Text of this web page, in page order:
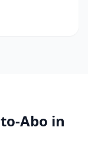
Abo in